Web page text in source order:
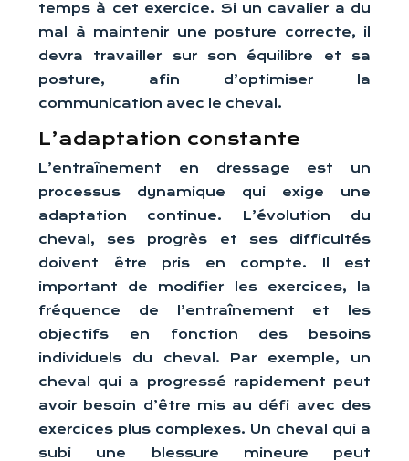
temps à cet exercice. Si un cavalier a du
mal à maintenir une posture correcte, il
devra travailler sur son équilibre et sa
posture, afin d’optimiser la
communication avec le cheval.
L’adaptation constante
L’entraînement en dressage est un
processus dynamique qui exige une
adaptation continue. L’évolution du
cheval, ses progrès et ses difficultés
doivent être pris en compte. Il est
important de modifier les exercices, la
fréquence de l’entraînement et les
objectifs en fonction des besoins
individuels du cheval. Par exemple, un
cheval qui a progressé rapidement peut
avoir besoin d’être mis au défi avec des
exercices plus complexes. Un cheval qui a
subi une blessure mineure peut